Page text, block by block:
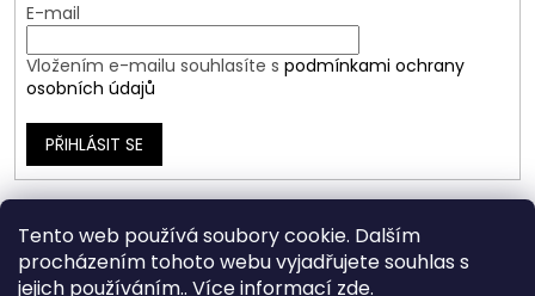
Tento web používá soubory cookie. Dalším
procházením tohoto webu vyjadřujete souhlas s
jejich používáním.. Více informací zde.
E-mail
Vložením e-mailu souhlasíte s podmínkami ochrany
osobních údajů
PŘIHLÁSIT SE